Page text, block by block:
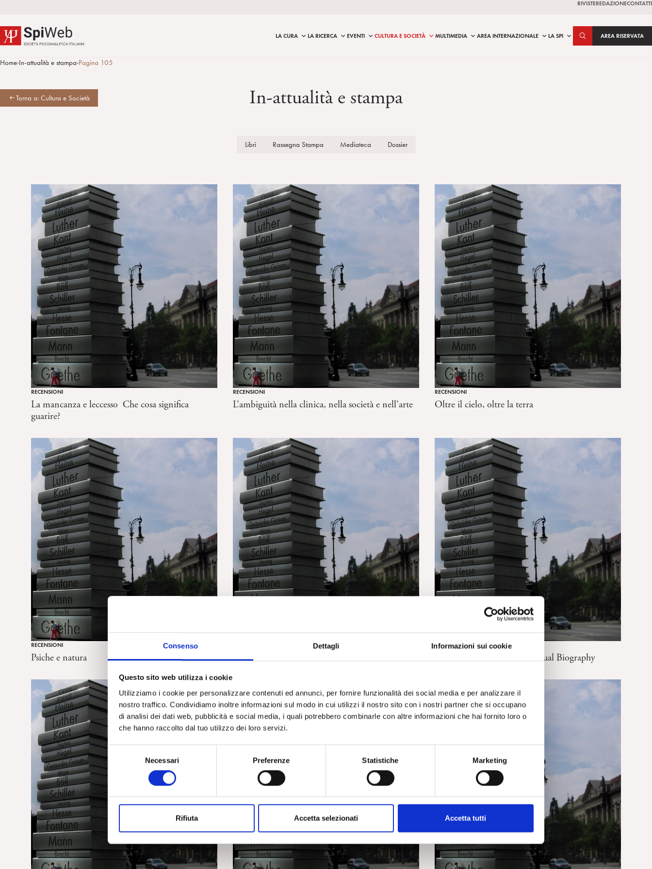
Consenso Dettagli Informazioni sui cookie
Questo sito web utilizza i cookie
Utilizziamo i cookie per personalizzare contenuti ed annunci, per fornire funzionalità dei social media e per analizzare il
nostro traffico. Condividiamo inoltre informazioni sul modo in cui utilizzi il nostro sito con i nostri partner che si occupano
di analisi dei dati web, pubblicità e social media, i quali potrebbero combinarle con altre informazioni che hai fornito loro o
che hanno raccolto dal tuo utilizzo dei loro servizi.
S
e
z
e
Necessari Preferenze Statistiche Marketing
Rifiuta Accetta selezionati Accetta tutti
RIVISTEREDAZIONECONTATTI
LA CURA LA RICERCA EVENTI CULTURA E SOCIETÀ MULTIMEDIA AREA INTERNAZIONALE LA SPI AREA RISERVATA
Home>In-attualità e stampa>Pagina 105
Torna a: Cultura e Società In-attualità e stampa
Libri Rassegna Stampa Mediateca Dossier
RECENSIONI
La mancanza e leccesso  Che cosa significa
guarire?
RECENSIONI
L’ambiguità nella clinica, nella società e nell’arte
RECENSIONI
Oltre il cielo, oltre la terra
RECENSIONI
Psiche e natura Spazio Stelle Voce
RECENSIONI
Freud The Man. An Intellectual Biography